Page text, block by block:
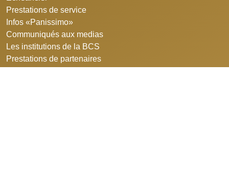
Prestations de service
Infos «Panissimo»
Communiqués aux medias
Les institutions de la BCS
Prestations de partenaires